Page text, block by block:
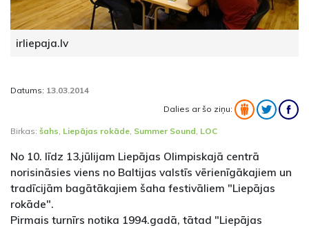
irliepaja.lv
Datums: 13.03.2014
Dalies ar šo ziņu:
Birkas: šahs, Liepājas rokāde, Summer Sound, LOC
No 10. līdz 13.jūlijam Liepājas Olimpiskajā centrā
norisināsies viens no Baltijas valstīs vērienīgākajiem un
tradīcijām bagātākajiem šaha festivāliem "Liepājas
rokāde".
Pirmais turnīrs notika 1994.gadā, tātad "Liepājas